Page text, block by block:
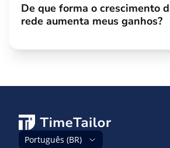
De que forma o crescimento
rede aumenta meus ganhos?
Português (BR)